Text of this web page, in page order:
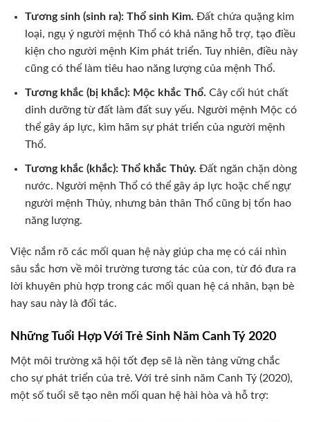
Tương sinh (sinh ra): Thổ sinh Kim. Đất chứa quặng kim
loại, ngụ ý người mệnh Thổ có khả năng hỗ trợ, tạo điều
kiện cho người mệnh Kim phát triển. Tuy nhiên, điều này
cũng có thể làm tiêu hao năng lượng của mệnh Thổ.
Tương khắc (bị khắc): Mộc khắc Thổ. Cây cối hút chất
dinh dưỡng từ đất làm đất suy yếu. Người mệnh Mộc có
thể gây áp lực, kìm hãm sự phát triển của người mệnh
Thổ.
Tương khắc (khắc): Thổ khắc Thủy. Đất ngăn chặn dòng
nước. Người mệnh Thổ có thể gây áp lực hoặc chế ngự
người mệnh Thủy, nhưng bản thân Thổ cũng bị tổn hao
năng lượng.
Việc nắm rõ các mối quan hệ này giúp cha mẹ có cái nhìn
sâu sắc hơn về môi trường tương tác của con, từ đó đưa ra
lời khuyên phù hợp trong các mối quan hệ cá nhân, bạn bè
hay sau này là đối tác.
Những Tuổi Hợp Với Trẻ Sinh Năm Canh Tý 2020
Một môi trường xã hội tốt đẹp sẽ là nền tảng vững chắc
cho sự phát triển của trẻ. Với trẻ sinh năm Canh Tý (2020),
một số tuổi sẽ tạo nên mối quan hệ hài hòa và hỗ trợ: